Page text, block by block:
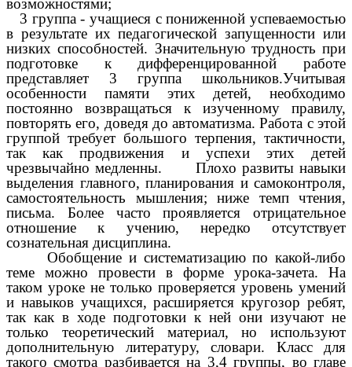
возможностями;
3 группа - учащиеся с пониженной успеваемостью
в результате их педагогической запущенности или
низких способностей. Значительную трудность при
подготовке к дифференцированной работе
представляет 3 группа школьников.Учитывая
особенности памяти этих детей, необходимо
постоянно возвращаться к изученному правилу,
повторять его, доведя до автоматизма. Работа с этой
группой требует большого терпения, тактичности,
так как продвижения и успехи этих детей
чрезвычайно медленны. Плохо развиты навыки
выделения главного, планирования и самоконтроля,
самостоятельность мышления; ниже темп чтения,
письма. Более часто проявляется отрицательное
отношение к учению, нередко отсутствует
сознательная дисциплина.
Обобщение и систематизацию по какой-либо
теме можно провести в форме урока-зачета. На
таком уроке не только проверяется уровень умений
и навыков учащихся, расширяется кругозор ребят,
так как в ходе подготовки к ней они изучают не
только теоретический материал, но используют
дополнительную литературу, словари. Класс для
такого смотра разбивается на 3,4 группы, во главе